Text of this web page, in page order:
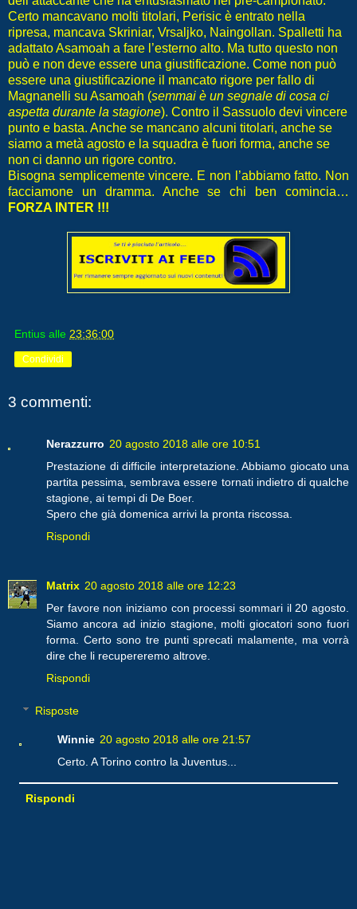
Certo mancavano molti titolari, Perisic è entrato nella
ripresa, mancava Skriniar, Vrsaljko, Naingollan. Spalletti ha
adattato Asamoah a fare l’esterno alto. Ma tutto questo non
può e non deve essere una giustificazione. Come non può
essere una giustificazione il mancato rigore per fallo di
Magnanelli su Asamoah (semmai è un segnale di cosa ci
aspetta durante la stagione). Contro il Sassuolo devi vincere
punto e basta. Anche se mancano alcuni titolari, anche se
siamo a metà agosto e la squadra è fuori forma, anche se
non ci danno un rigore contro.
Bisogna semplicemente vincere. E non l’abbiamo fatto. Non
facciamone un dramma. Anche se chi ben comincia…
FORZA INTER !!!
Entius alle 23:36:00
Condividi
3 commenti:
Nerazzurro 20 agosto 2018 alle ore 10:51
Prestazione di difficile interpretazione. Abbiamo giocato una
partita pessima, sembrava essere tornati indietro di qualche
stagione, ai tempi di De Boer.
Spero che già domenica arrivi la pronta riscossa.
Rispondi
Matrix 20 agosto 2018 alle ore 12:23
Per favore non iniziamo con processi sommari il 20 agosto.
Siamo ancora ad inizio stagione, molti giocatori sono fuori
forma. Certo sono tre punti sprecati malamente, ma vorrà
dire che li recupereremo altrove.
Rispondi
Risposte
Winnie 20 agosto 2018 alle ore 21:57
Certo. A Torino contro la Juventus...
Rispondi